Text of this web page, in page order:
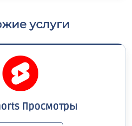
услуги
Просмотры